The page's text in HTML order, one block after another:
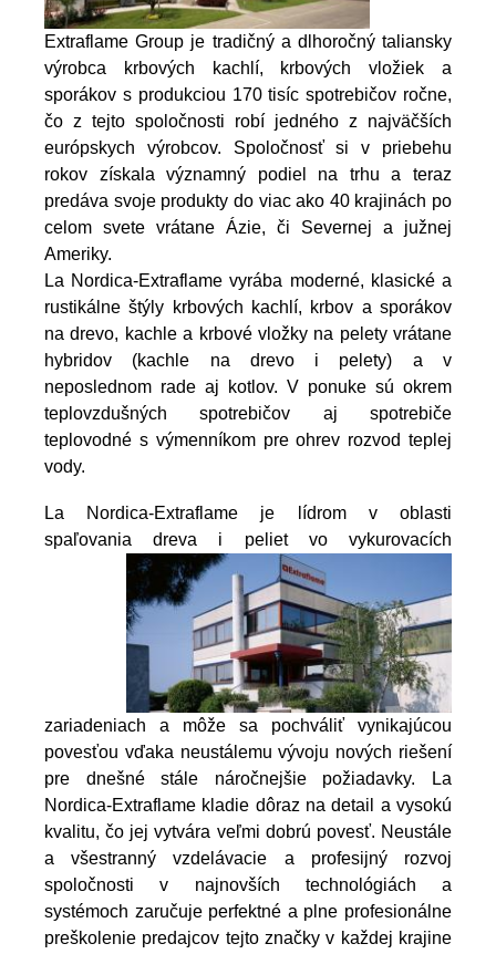
Extraflame Group je tradičný a dlhoročný taliansky
výrobca krbových kachlí, krbových vložiek a
sporákov s produkciou 170 tisíc spotrebičov ročne,
čo z tejto spoločnosti robí jedného z najväčších
európskych výrobcov. Spoločnosť si v priebehu
rokov získala významný podiel na trhu a teraz
predáva svoje produkty do viac ako 40 krajinách po
celom svete vrátane Ázie, či Severnej a južnej
Ameriky.
La Nordica-Extraflame vyrába moderné, klasické a
rustikálne štýly krbových kachlí, krbov a sporákov
na drevo, kachle a krbové vložky na pelety vrátane
hybridov (kachle na drevo i pelety) a v
neposlednom rade aj kotlov. V ponuke sú okrem
teplovzdušných spotrebičov aj spotrebiče
teplovodné s výmenníkom pre ohrev rozvod teplej
vody.
La Nordica-Extraflame je lídrom v oblasti
spaľovania dreva i peliet vo vykurovacích
zariadeniach a môže sa pochváliť vynikajúcou
povesťou vďaka neustálemu vývoju nových riešení
pre dnešné stále náročnejšie požiadavky. La
Nordica-Extraflame kladie dôraz na detail a vysokú
kvalitu, čo jej vytvára veľmi dobrú povesť. Neustále
a všestranný vzdelávacie a profesijný rozvoj
spoločnosti v najnovších technológiách a
systémoch zaručuje perfektné a plne profesionálne
preškolenie predajcov tejto značky v každej krajine